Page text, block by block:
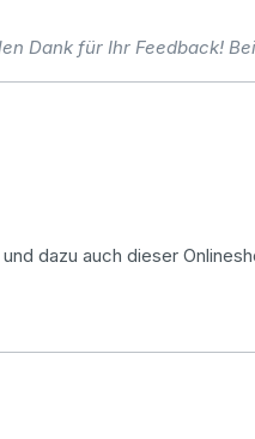
Dank für Ihr Feedback!
dazu auch dieser